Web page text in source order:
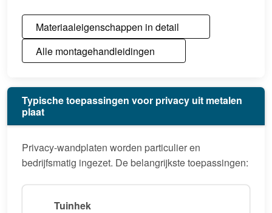
Materiaaleigenschappen in detail
Alle montagehandleidingen
Typische toepassingen voor privacy uit metalen
plaat
Privacy-wandplaten worden particulier en
bedrijfsmatig ingezet. De belangrijkste toepassingen:
Tuinhek